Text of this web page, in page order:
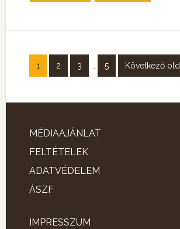
1 2 3 5 Következő
MÉDIAAJÁNLAT
FELTÉTELEK
ADATVÉDELEM
ÁSZF
IMPRESSZUM